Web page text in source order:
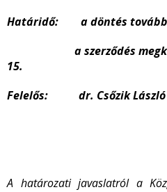
Határidő: a döntés
a szerződés
15.
Felelős: dr. Csőzik László
A határozati javaslatról a